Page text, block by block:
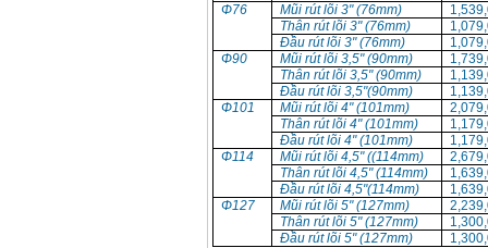
Φ76
Mũi rút lõi 3" (76mm)
Thân rút lõi 3" (76mm)
Đầu rút lõi 3" (76mm)
Φ90
Mũi rút lõi 3,5" (90mm)
Thân rút lõi 3,5" (90mm)
Đầu rút lõi 3,5"(90mm)
Φ101
Mũi rút lõi 4" (101mm)
Thân rút lõi 4" (101mm)
Đầu rút lõi 4" (101mm)
Φ114
Mũi rút lõi 4,5" ((114mm)
Thân rút lõi 4,5" (114mm)
Đầu rút lõi 4,5"(114mm)
Φ127
Mũi rút lõi 5" (127mm)
Thân rút lõi 5" (127mm)
Đầu rút lõi 5" (127mm)